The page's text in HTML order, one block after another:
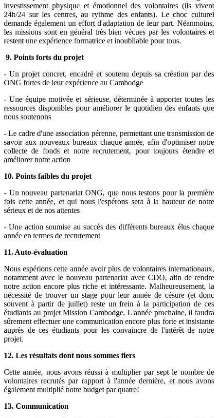
investissement physique et émotionnel des volontaires (ils vivent
24h/24 sur les centres, au rythme des enfants). Le choc culturel
demande également un effort d'adaptation de leur part. Néanmoins,
les missions sont en général très bien vécues par les volontaires et
restent une expérience formatrice et inoubliable pour tous.
9. Points forts du projet
- Un projet concret, encadré et soutenu depuis sa création par des
ONG fortes de leur expérience au Cambodge
- Une équipe motivée et sérieuse, déterminée à apporter toutes les
ressources disponibles pour améliorer le quotidien des enfants que
nous soutenons
- Le cadre d'une association pérenne, permettant une transmission de
savoir aux nouveaux bureaux chaque année, afin d'optimiser notre
collecte de fonds et notre recrutement, pour toujours étendre et
améliorer notre action
10. Points faibles du projet
- Un nouveau partenariat ONG, que nous testons pour la première
fois cette année, et qui nous l'espérons sera à la hauteur de notre
sérieux et de nos attentes
- Une action soumise au succès des différents bureaux élus chaque
année en termes de recrutement
11. Auto-évaluation
Nous espérions cette année avoir plus de volontaires internationaux,
notamment avec le nouveau partenariat avec CDO, afin de rendre
notre action encore plus riche et intéressante. Malheureusement, la
nécessité de trouver un stage pour leur année de césure (et donc
souvent à partir de juillet) reste un frein à la participation de ces
étudiants au projet Mission Cambodge. L'année prochaine, il faudra
sûrement effectuer une communication encore plus forte et insistante
auprès de ces étudiants pour les convaincre de l'intérêt de notre
projet.
12. Les résultats dont nous sommes fiers
Cette année, nous avons réussi à multiplier par sept le nombre de
volontaires recrutés par rapport à l'année dernière, et nous avons
également multiplié notre budget par quatre!
13. Communication